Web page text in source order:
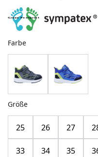
Farbe
Größe
25 26 27
33 34 35